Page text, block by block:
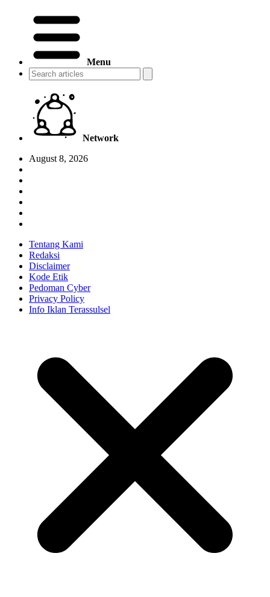
Menu
Network
August 8, 2026
Tentang Kami
Redaksi
Disclaimer
Kode Etik
Pedoman Cyber
Privacy Policy
Info Iklan Terassulsel